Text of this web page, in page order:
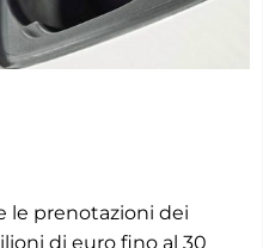
le prenotazioni dei
di euro fino al 30